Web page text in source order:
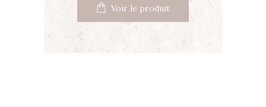
Voir le produit